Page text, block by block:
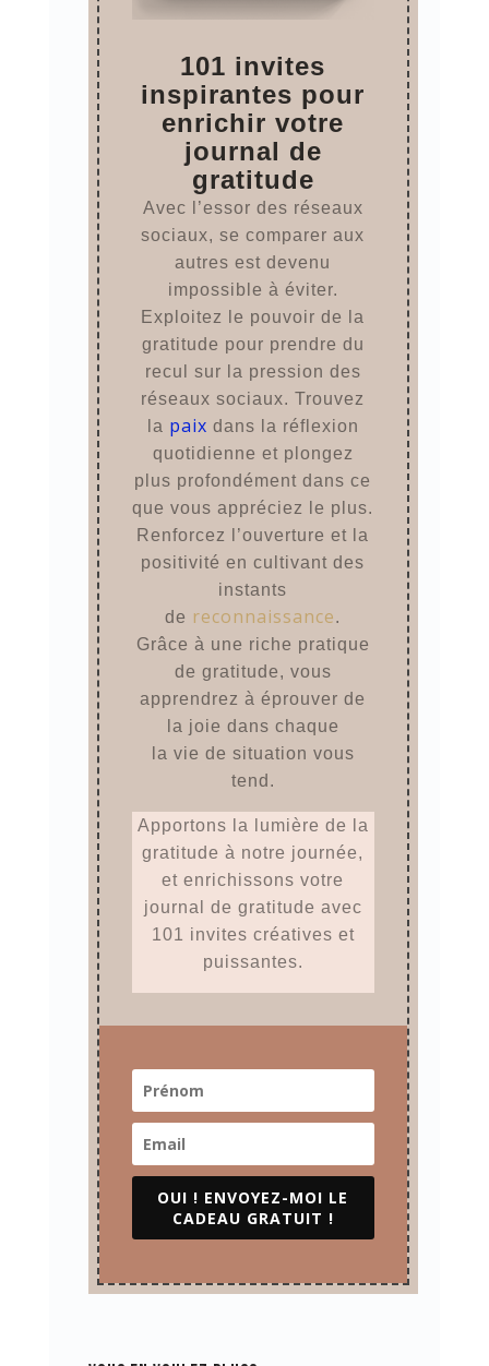
101 invites
inspirantes pour
enrichir votre
journal de
gratitude
Avec l’essor des réseaux
sociaux, se comparer aux
autres est devenu
impossible à éviter.
Exploitez le pouvoir de la
gratitude pour prendre du
recul sur la pression des
réseaux sociaux. Trouvez
la paix dans la réflexion
quotidienne et plongez
plus profondément dans ce
que vous appréciez le plus.
Renforcez l’ouverture et la
positivité en cultivant des
instants
de reconnaissance.
Grâce à une riche pratique
de gratitude, vous
apprendrez à éprouver de
la joie dans chaque
la vie de situation vous
tend.
Apportons la lumière de la
gratitude à notre journée,
et enrichissons votre
journal de gratitude avec
101 invites créatives et
puissantes.
OUI ! ENVOYEZ-MOI LE
CADEAU GRATUIT !